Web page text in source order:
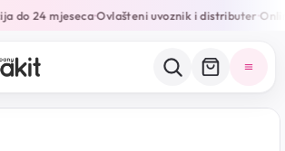
do 24 mjeseca•Ovlašteni uvoznik i distributer•